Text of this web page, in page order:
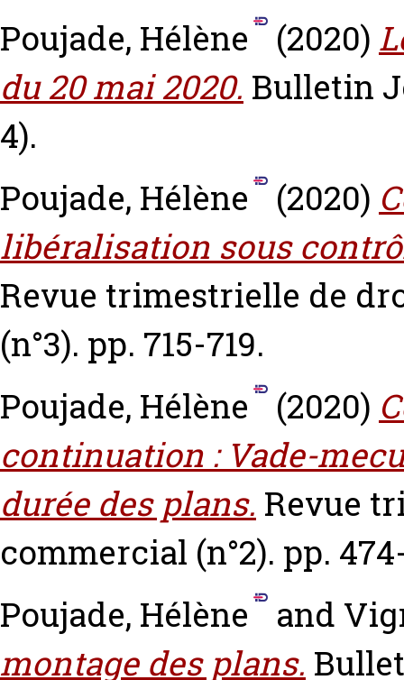
Poujade, Hélène
(2020)
du 20 mai 2020. Bulletin
4).
Poujade, Hélène
(2020)
libéralisation sous
Revue trimestrielle de
(n°3). pp. 715-719.
Poujade, Hélène
(2020)
continuation : Vade-
durée des plans. Revue
commercial (n°2). pp.
Poujade, Hélène
and
montage des plans.